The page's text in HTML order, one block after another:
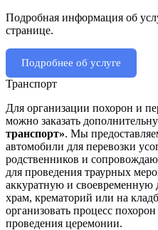
Подробная информация об
странице.
Подробнее об услуге
Транспорт
Для организации похорон и
можно заказать
транспорт». Мы
автомобили для перевозки
родственников и
для проведения траурных
аккуратную и своевременную
храм, крематорий или на
организовать процесс
проведения церемонии.